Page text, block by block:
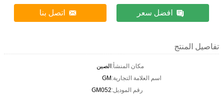
افضل سعر اتصل بنا
تفاصيل المنتج
مكان المنشأ:الصين
اسم العلامة التجارية:GM
رقم الموديل:GM052